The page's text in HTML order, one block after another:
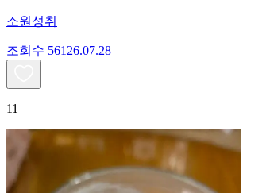
소원성취
조회수 561 26.07.28
11